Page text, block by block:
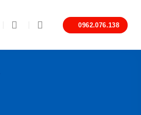
0962.076.138